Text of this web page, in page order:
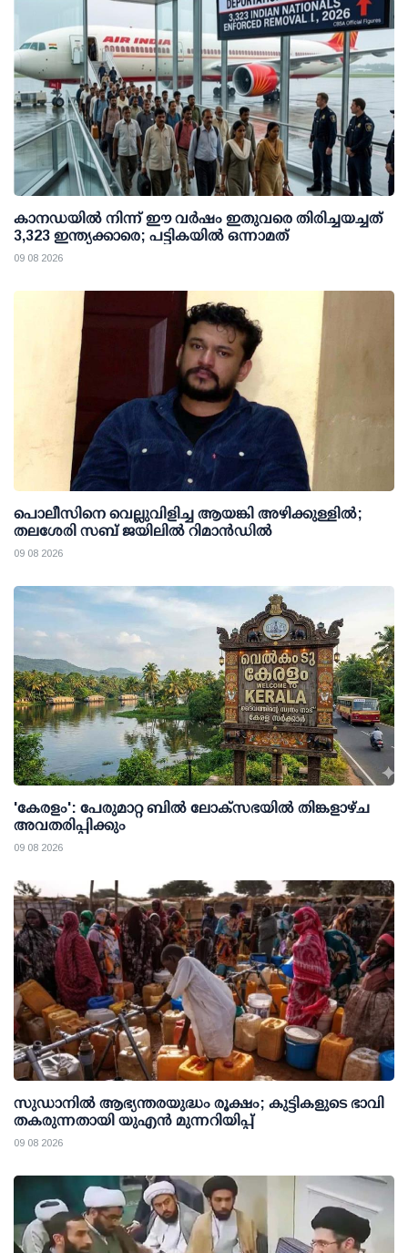
കാനഡയിൽ നിന്ന് ഈ വർഷം ഇതുവരെ തിരിച്ചയച്ചത്
3,323 ഇന്ത്യക്കാരെ; പട്ടികയിൽ ഒന്നാമത്
09 08 2026
പൊലീസിനെ വെല്ലുവിളിച്ച ആയങ്കി അഴിക്കുള്ളില്‍;
തലശേരി സബ് ജയിലില്‍ റിമാന്‍ഡില്‍
09 08 2026
'കേരളം': പേരുമാറ്റ ബില്‍ ലോക്സഭയില്‍ തിങ്കളാഴ്ച
അവതരിപ്പിക്കും
09 08 2026
സുഡാനിൽ ആഭ്യന്തരയുദ്ധം രൂക്ഷം; കുട്ടികളുടെ ഭാവി
തകരുന്നതായി യുഎൻ മുന്നറിയിപ്പ്
09 08 2026